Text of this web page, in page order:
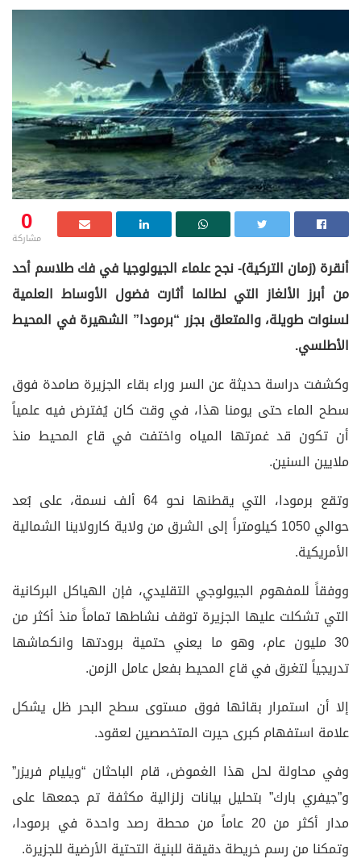
0
مشاركة
أنقرة (زمان التركية)- نجح علماء الجيولوجيا في فك طلاسم أحد
من أبرز الألغاز التي لطالما أثارت فضول الأوساط العلمية
لسنوات طويلة، والمتعلق بجزر “برمودا” الشهيرة في المحيط
الأطلسي.
وكشفت دراسة حديثة عن السر وراء بقاء الجزيرة صامدة فوق
سطح الماء حتى يومنا هذا، في وقت كان يُفترض فيه علمياً
أن تكون قد غمرتها المياه واختفت في قاع المحيط منذ
ملايين السنين.
وتقع برمودا، التي يقطنها نحو 64 ألف نسمة، على بُعد
حوالي 1050 كيلومتراً إلى الشرق من ولاية كارولاينا الشمالية
الأمريكية.
ووفقاً للمفهوم الجيولوجي التقليدي، فإن الهياكل البركانية
التي تشكلت عليها الجزيرة توقف نشاطها تماماً منذ أكثر من
30 مليون عام، وهو ما يعني حتمية برودتها وانكماشها
تدريجياً لتغرق في قاع المحيط بفعل عامل الزمن.
إلا أن استمرار بقائها فوق مستوى سطح البحر ظل يشكل
علامة استفهام كبرى حيرت المتخصصين لعقود.
وفي محاولة لحل هذا الغموض، قام الباحثان “ويليام فريزر”
و”جيفري بارك” بتحليل بيانات زلزالية مكثفة تم جمعها على
مدار أكثر من 20 عاماً من محطة رصد واحدة في برمودا،
وتمكنا من رسم خريطة دقيقة للبنية التحتية الأرضية للجزيرة.